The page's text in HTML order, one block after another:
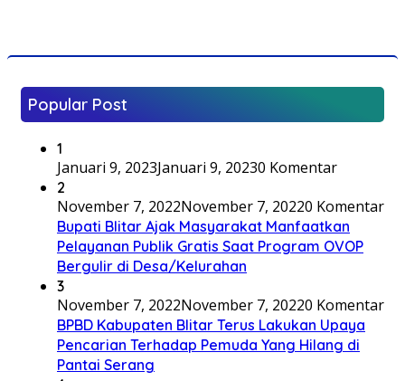
Popular Post
1
Januari 9, 2023Januari 9, 20230 Komentar
2
November 7, 2022November 7, 20220 Komentar
Bupati Blitar Ajak Masyarakat Manfaatkan
Pelayanan Publik Gratis Saat Program OVOP
Bergulir di Desa/Kelurahan
3
November 7, 2022November 7, 20220 Komentar
BPBD Kabupaten Blitar Terus Lakukan Upaya
Pencarian Terhadap Pemuda Yang Hilang di
Pantai Serang